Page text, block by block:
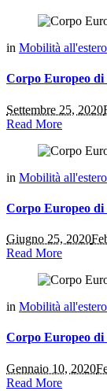
in Mobilità all'estero
Corpo Europeo di
Settembre 25, 2020
Read More
in Mobilità all'estero
Corpo Europeo di
Giugno 25, 2020
Read More
in Mobilità all'estero
Corpo Europeo di
Gennaio 10, 2020
Read More